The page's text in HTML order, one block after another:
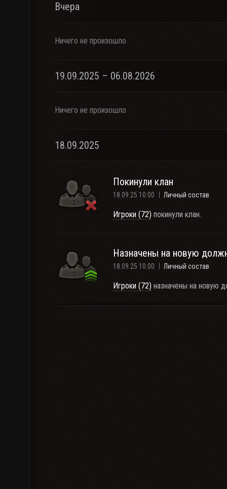
Вчера
Ничего не произошло
19.09.2025 – 06.08.2026
Ничего не произошло
18.09.2025
Покинули клан
18.09.25 10:00 Личный состав
Игроки (72) покинули клан.
Назначены на новую
18.09.25 10:00 Личный состав
Игроки (72) назначены на новую